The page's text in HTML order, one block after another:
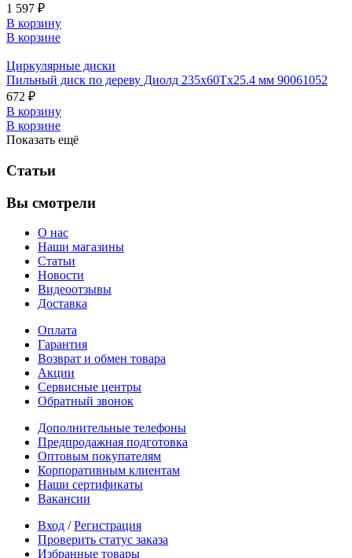
1 597 ₽
В корзину
В корзине
Циркулярные диски
Пильный диск по дереву Диолд 235x60Tx25.4 мм 90061052
672 ₽
В корзину
В корзине
Показать ещё
Статьи
Вы смотрели
О нас
Наши магазины
Статьи
Новости
Видеоотзывы
Доставка
Оплата
Гарантия
Возврат и обмен товара
Акции
Сервисные центры
Обратный звонок
Дополнительные телефоны
Предпродажная подготовка
Оптовым покупателям
Корпоративным клиентам
Наши сертификаты
Вакансии
Вход /Регистрация
Проверить статус заказа
Избранные товары